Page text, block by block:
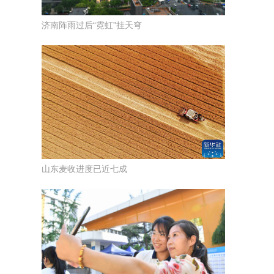
济南阵雨过后“霓虹”挂天穹
山东麦收进度已近七成